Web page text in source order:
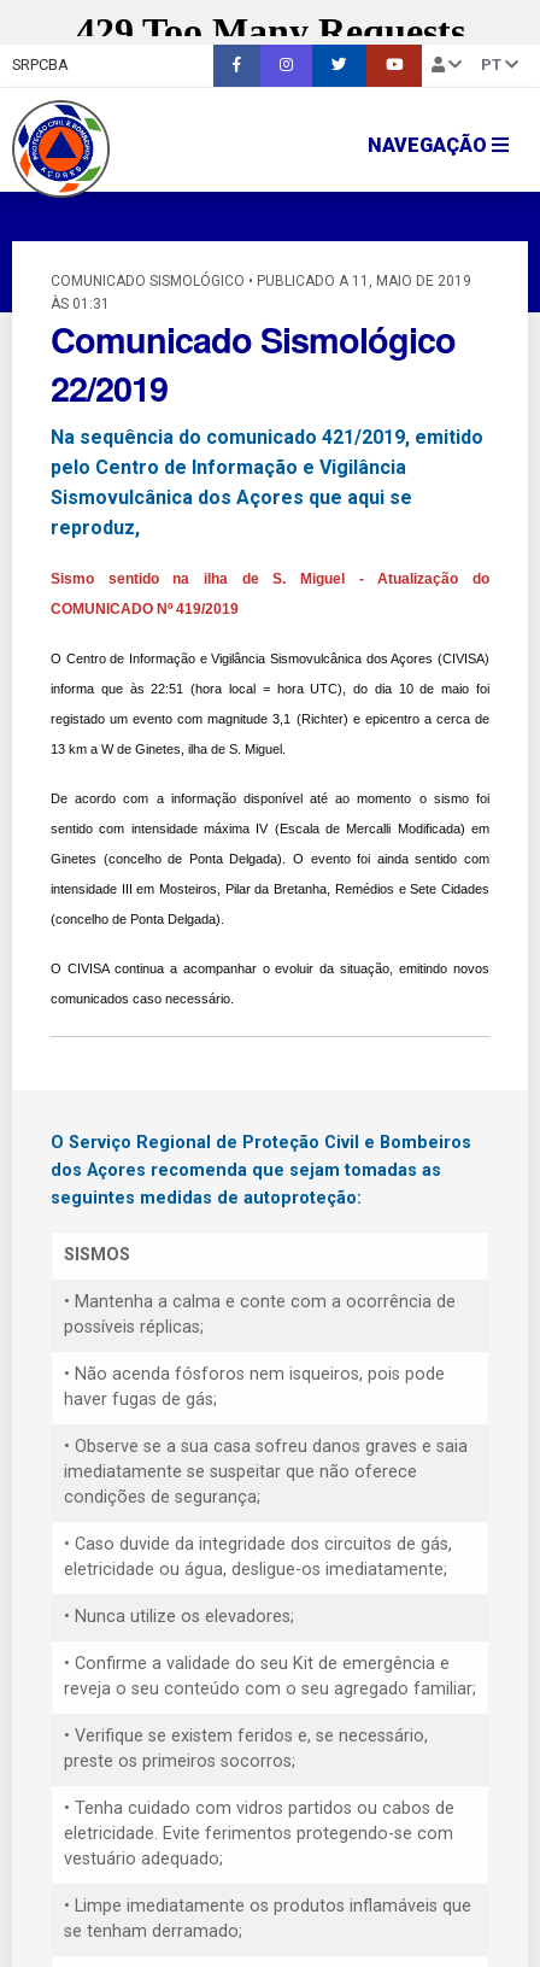
SRPCBA PT
NAVEGAÇÃO
COMUNICADO SISMOLÓGICO • PUBLICADO A 11, MAIO DE 2019
ÀS 01:31
Comunicado Sismológico
22/2019
Na sequência do comunicado 421/2019, emitido
pelo Centro de Informação e Vigilância
Sismovulcânica dos Açores que aqui se
reproduz,
Sismo sentido na ilha de S. Miguel - Atualização do
COMUNICADO Nº 419/2019
O Centro de Informação e Vigilância Sismovulcânica dos Açores (CIVISA)
informa que às 22:51 (hora local = hora UTC), do dia 10 de maio foi
registado um evento com magnitude 3,1 (Richter) e epicentro a cerca de
13 km a W de Ginetes, ilha de S. Miguel.
De acordo com a informação disponível até ao momento o sismo foi
sentido com intensidade máxima IV (Escala de Mercalli Modificada) em
Ginetes (concelho de Ponta Delgada). O evento foi ainda sentido com
intensidade III em Mosteiros, Pilar da Bretanha, Remédios e Sete Cidades
(concelho de Ponta Delgada).
O CIVISA continua a acompanhar o evoluir da situação, emitindo novos
comunicados caso necessário.
O Serviço Regional de Proteção Civil e Bombeiros
dos Açores recomenda que sejam tomadas as
seguintes medidas de autoproteção:
SISMOS
• Mantenha a calma e conte com a ocorrência de
possíveis réplicas;
• Não acenda fósforos nem isqueiros, pois pode
haver fugas de gás;
• Observe se a sua casa sofreu danos graves e saia
imediatamente se suspeitar que não oferece
condições de segurança;
• Caso duvide da integridade dos circuitos de gás,
eletricidade ou água, desligue-os imediatamente;
• Nunca utilize os elevadores;
• Confirme a validade do seu Kit de emergência e
reveja o seu conteúdo com o seu agregado familiar;
• Verifique se existem feridos e, se necessário,
preste os primeiros socorros;
• Tenha cuidado com vidros partidos ou cabos de
eletricidade. Evite ferimentos protegendo-se com
vestuário adequado;
• Limpe imediatamente os produtos inflamáveis que
se tenham derramado;